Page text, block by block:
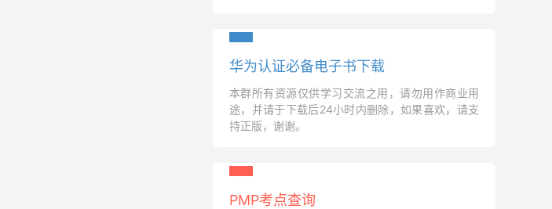
华为认证必备电子书下载
本群所有资源仅供学习交流之用，请勿用作商业用
途，并请于下载后24小时内删除，如果喜欢，请支
持正版，谢谢。
PMP考点查询